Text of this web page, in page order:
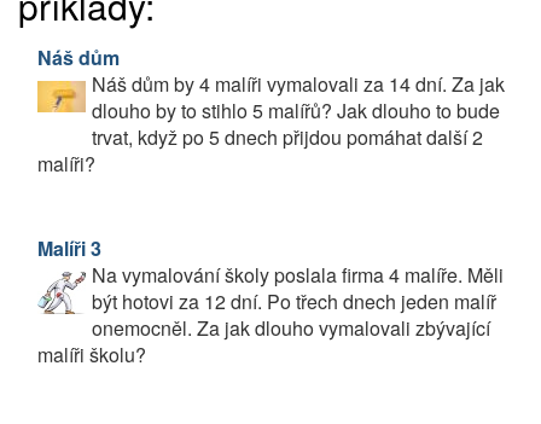
Náš dům
Náš dům by 4 malíři vymalovali za 14 dní. Za jak
dlouho by to stihlo 5 malířů? Jak dlouho to bude
trvat, když po 5 dnech přijdou pomáhat další 2
malíři?
Malíři 3
Na vymalování školy poslala firma 4 malíře. Měli
být hotovi za 12 dní. Po třech dnech jeden malíř
onemocněl. Za jak dlouho vymalovali zbývající
malíři školu?